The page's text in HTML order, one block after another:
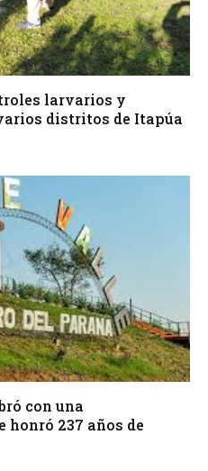
larvarios y
distritos de Itapúa
con una
237 años de